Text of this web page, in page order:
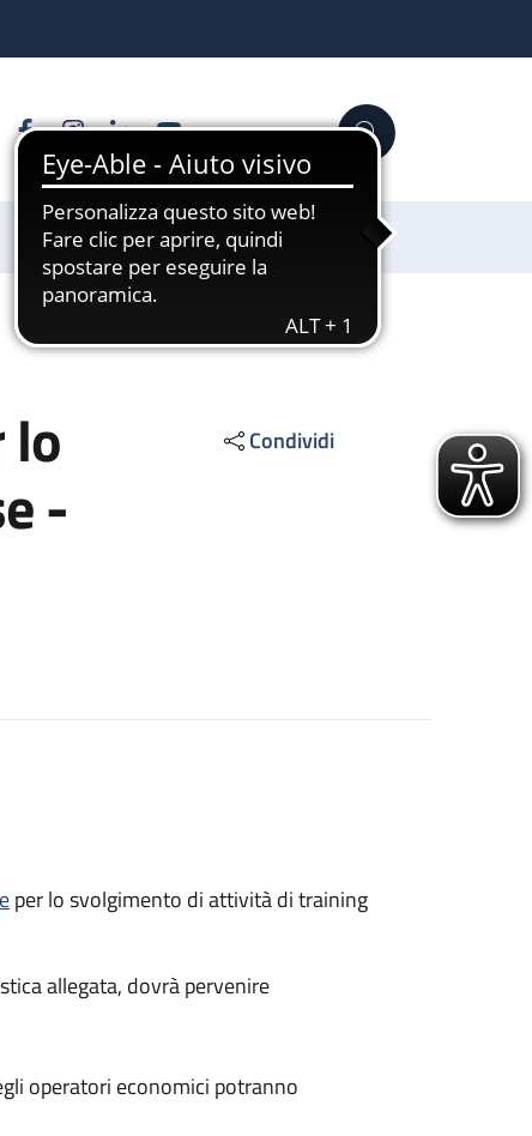
FacebookInstagram
LinkedinYouTube Cerca
Sostienici
lo
-
Condividi
per lo svolgimento di attività di training
allegata, dovrà pervenire
operatori economici potranno